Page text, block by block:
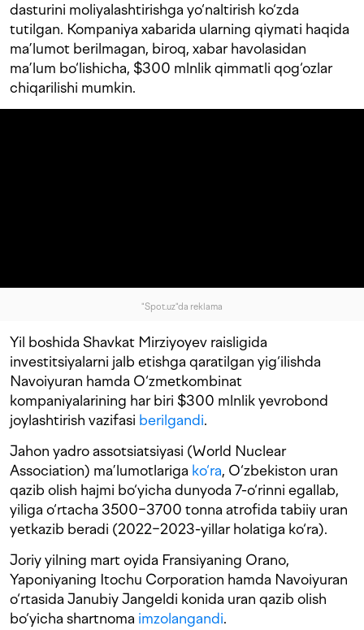
dasturini moliyalashtirishga yo‘naltirish ko‘zda
tutilgan. Kompaniya xabarida ularning qiymati haqida
ma’lumot berilmagan, biroq, xabar havolasidan
ma’lum bo‘lishicha, $300 mlnlik qimmatli qog‘ozlar
chiqarilishi mumkin.
"Spot.uz"da reklama
Yil boshida Shavkat Mirziyoyev raisligida
investitsiyalarni jalb etishga qaratilgan yig‘ilishda
Navoiyuran hamda O‘zmetkombinat
kompaniyalarining har biri $300 mlnlik yevrobond
joylashtirish vazifasi berilgandi.
Jahon yadro assotsiatsiyasi (World Nuclear
Association) ma’lumotlariga ko‘ra, O‘zbekiston uran
qazib olish hajmi bo‘yicha dunyoda 7-o‘rinni egallab,
yiliga o‘rtacha 3500−3700 tonna atrofida tabiiy uran
yetkazib beradi (2022−2023-yillar holatiga ko‘ra).
Joriy yilning mart oyida Fransiyaning Orano,
Yaponiyaning Itochu Corporation hamda Navoiyuran
o‘rtasida Janubiy Jangeldi konida uran qazib olish
bo‘yicha shartnoma imzolangandi.